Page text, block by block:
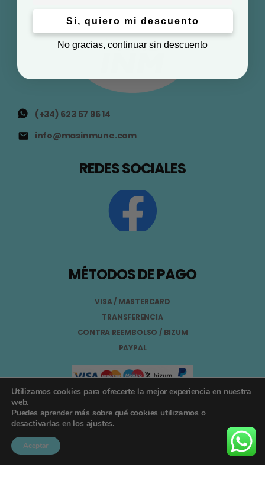
(+34) 623 57 96 14
info@masinmune.com
REDES SOCIALES
MÉTODOS DE PAGO
VISA / MASTERCARD
TRANSFERENCIA
CONTRA REEMBOLSO / BIZUM
PAYPAL
Aviso Legal
Política de Privacidad
Utilizamos cookies para ofrecerte la mejor experiencia en nuestra
web.
Puedes aprender más sobre qué cookies utilizamos o
desactivarlas en los ajustes.
Aceptar
Si, quiero mi descuento
No gracias, continuar sin descuento